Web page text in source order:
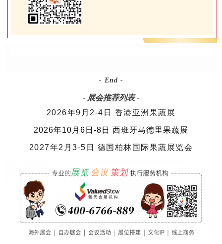
- End -
- 展会推荐列表 -
2026年9月2-4日 香港亚洲果蔬展
2026年10月6日-8日 西班牙马德里果蔬展
2027年2月3-5日 德国柏林国际果蔬展览会